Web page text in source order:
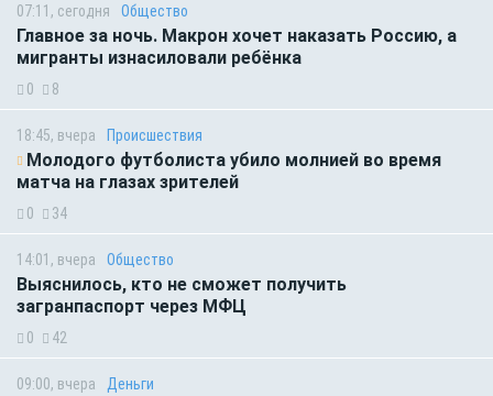
07:11, сегодня Общество
Главное за ночь. Макрон хочет наказать Россию, а
мигранты изнасиловали ребёнка
0 8
18:45, вчера Происшествия
Молодого футболиста убило молнией во время
матча на глазах зрителей
0 34
14:01, вчера Общество
Выяснилось, кто не сможет получить
загранпаспорт через МФЦ
0 42
09:00, вчера Деньги